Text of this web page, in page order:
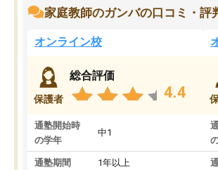
家庭教師のガンバの口コミ・評
オンライン校
保護者
総合評価
4.4
通塾開始時
の学年
中1
通塾期間 1年以上